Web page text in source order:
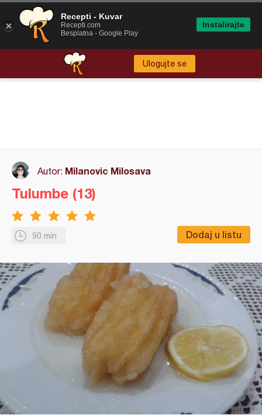
Ulogujte se
Autor: Milanovic Milosava
90 min Dodaj u listu
Tulumbe (13)
Recepti - Kuvar
Recepti.com
Besplatna - Google Play
Instalirajte